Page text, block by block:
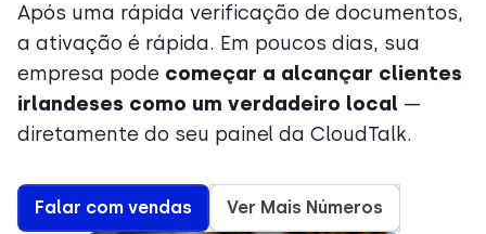
Após uma rápida verificação de documentos,
a ativação é rápida. Em poucos dias, sua
empresa pode começar a alcançar clientes
irlandeses como um verdadeiro local —
diretamente do seu painel da CloudTalk.
Falar com vendas Ver Mais Números